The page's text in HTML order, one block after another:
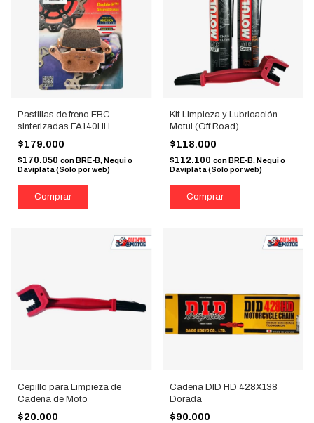
Pastillas de freno EBC
sinterizadas FA140HH
$179.000
$170.050 con BRE-B, Nequi o
Daviplata (Sólo por web)
Kit Limpieza y Lubricación
Motul (Off Road)
$118.000
$112.100 con BRE-B, Nequi o
Daviplata (Sólo por web)
Cepillo para Limpieza de
Cadena de Moto
$20.000
Cadena DID HD 428X138
Dorada
$90.000